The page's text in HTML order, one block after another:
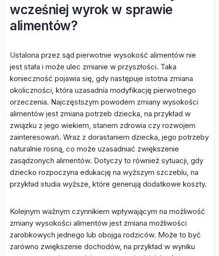
wcześniej wyrok w sprawie
alimentów?
Ustalona przez sąd pierwotnie wysokość alimentów nie
jest stała i może ulec zmianie w przyszłości. Taka
konieczność pojawia się, gdy następuje istotna zmiana
okoliczności, która uzasadnia modyfikację pierwotnego
orzeczenia. Najczęstszym powodem zmiany wysokości
alimentów jest zmiana potrzeb dziecka, na przykład w
związku z jego wiekiem, stanem zdrowia czy rozwojem
zainteresowań. Wraz z dorastaniem dziecka, jego potrzeby
naturalnie rosną, co może uzasadniać zwiększenie
zasądzonych alimentów. Dotyczy to również sytuacji, gdy
dziecko rozpoczyna edukację na wyższym szczeblu, na
przykład studia wyższe, które generują dodatkowe koszty.
Kolejnym ważnym czynnikiem wpływającym na możliwość
zmiany wysokości alimentów jest zmiana możliwości
zarobkowych jednego lub obojga rodziców. Może to być
zarówno zwiększenie dochodów, na przykład w wyniku